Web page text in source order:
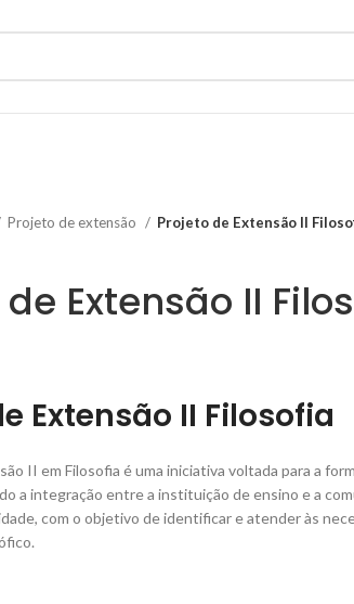
Projeto de extensão Projeto de Extensão II
Extensão II
Extensão II Filosofia
II em Filosofia é uma iniciativa voltada para a
a integração entre a instituição de ensino e a
com o objetivo de identificar e atender às